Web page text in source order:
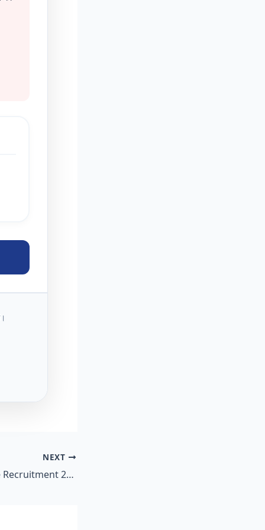
NEXT
NMDC Apprentice Recruitment 2026: 180 Trade, Graduate & Technician Posts – Walk-in Interview Complete Guide